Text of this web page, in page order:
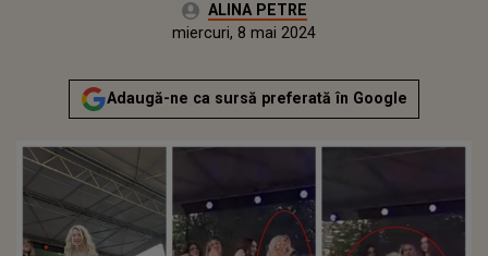
Autor:ALINA PETRE
Actualizat:
miercuri, 8 mai 2024
Adaugă-ne ca sursă preferată în Google